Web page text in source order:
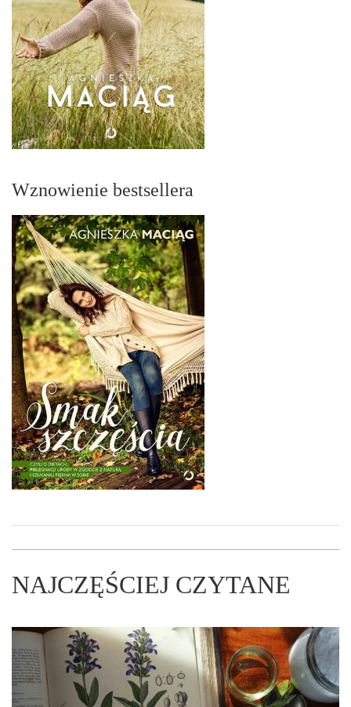
Wznowienie bestsellera
NAJCZĘŚCIEJ CZYTANE